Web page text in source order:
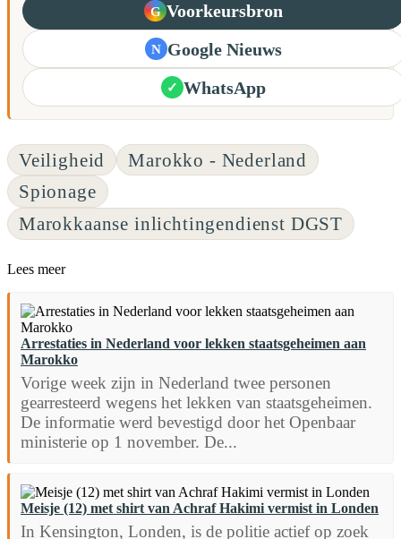
G Voorkeursbron
N Google Nieuws
✓ WhatsApp
Veiligheid
Marokko - Nederland
Spionage
Marokkaanse inlichtingendienst DGST
Lees meer
Arrestaties in Nederland voor lekken staatsgeheimen aan
Marokko
Vorige week zijn in Nederland twee personen
gearresteerd wegens het lekken van staatsgeheimen.
De informatie werd bevestigd door het Openbaar
ministerie op 1 november. De...
Meisje (12) met shirt van Achraf Hakimi vermist in Londen
In Kensington, Londen, is de politie actief op zoek